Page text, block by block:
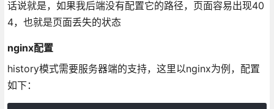
话说就是，如果我后端没有配置它的路径，页面容易出现40
4，也就是页面丢失的状态
nginx配置
history模式需要服务器端的支持，这里以nginx为例，配置
如下：